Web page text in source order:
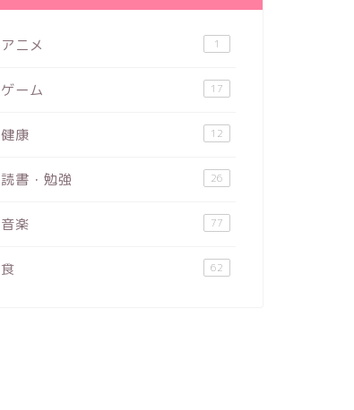
アニメ 1
ゲーム 17
健康 12
読書・勉強 26
音楽 77
食 62